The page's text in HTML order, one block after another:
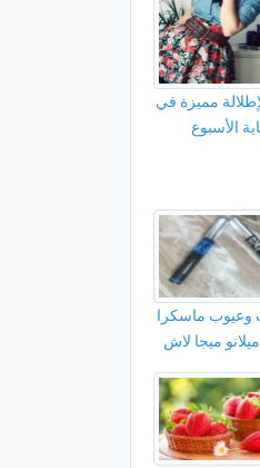
مميزة في
الأسبوع
وعيوب ماسكرا
ميلانو ميجا لاش